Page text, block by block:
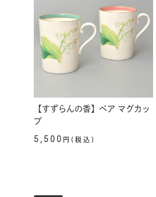
【すずらんの香】ペア マグカッ
プ
5,500 円(税込)